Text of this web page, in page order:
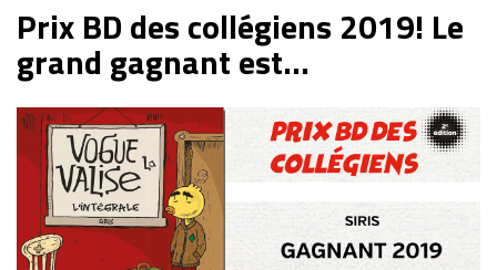
Prix BD des collégiens 2019! Le
grand gagnant est...